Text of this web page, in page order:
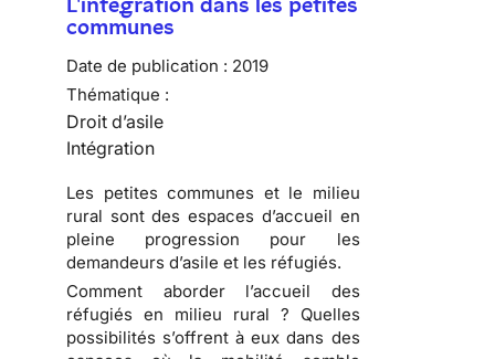
communes
Date de publication : 2019
Thématique :
Droit d’asile
Intégration
Les petites communes et le milieu
rural sont des espaces d’accueil en
pleine progression pour les
demandeurs d’asile et les réfugiés.
Comment aborder l’accueil des
réfugiés en milieu rural ? Quelles
possibilités s’offrent à eux dans des